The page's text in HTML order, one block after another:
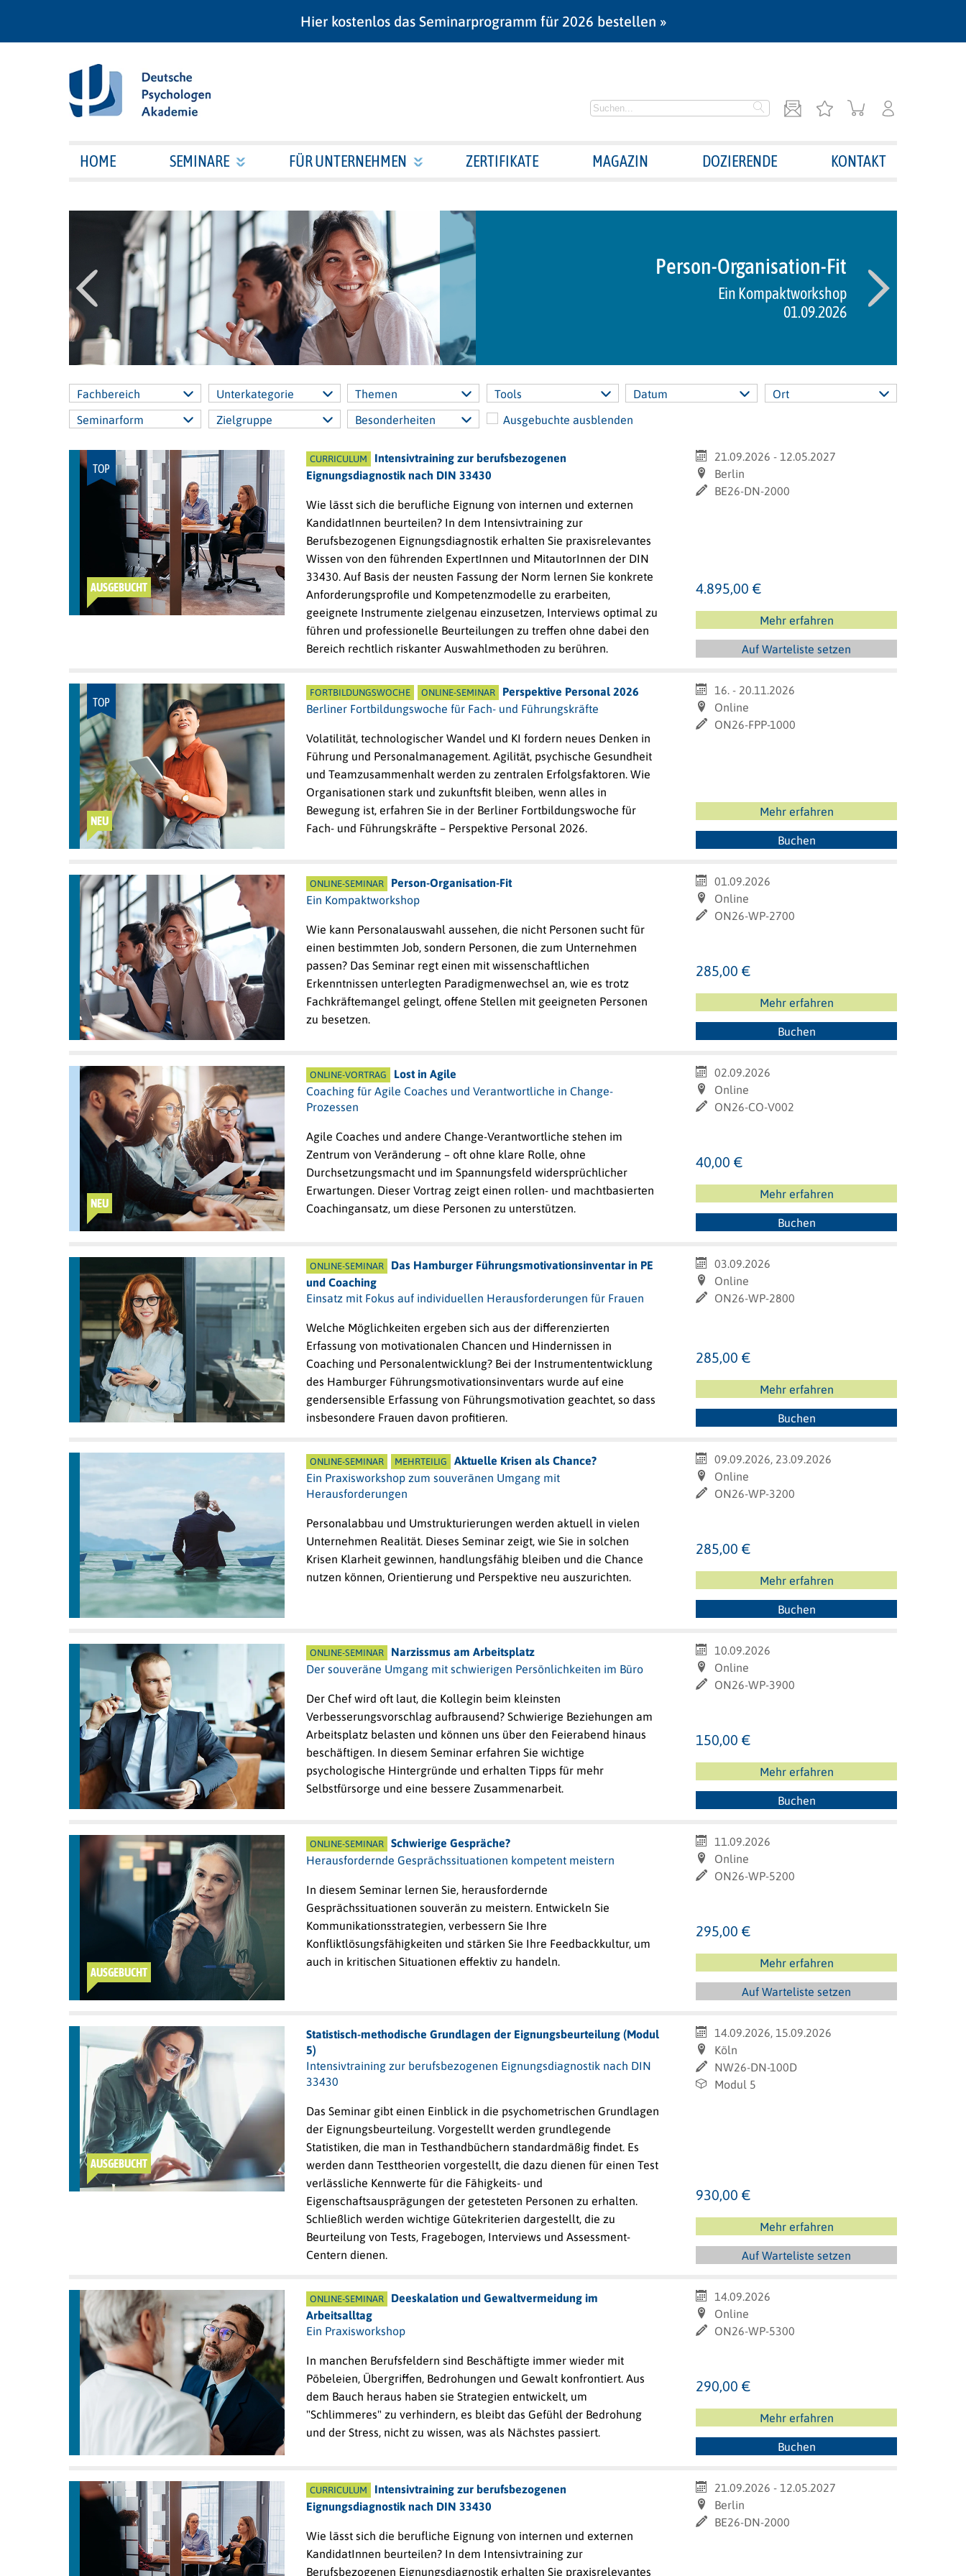
Hier kostenlos das Seminarprogramm für 2026 bestellen »
HOME SEMINARE FÜR UNTERNEHMEN ZERTIFIKATE MAGAZIN DOZIERENDE KONTAKT
Person-Organisation-Fit
Ein Kompaktworkshop
01.09.2026
Fachbereich Unterkategorie Themen Tools Datum
Ort
Seminarform
Zielgruppe Besonderheiten Ausgebuchte ausblenden
TOP
AUSGEBUCHT
CURRICULUM
Intensivtraining zur berufsbezogenen
Eignungsdiagnostik nach DIN 33430
Wie lässt sich die berufliche Eignung von internen und externen
KandidatInnen beurteilen? In dem Intensivtraining zur
Berufsbezogenen Eignungsdiagnostik erhalten Sie praxisrelevantes
Wissen von den führenden ExpertInnen und MitautorInnen der DIN
33430. Auf Basis der neusten Fassung der Norm lernen Sie konkrete
Anforderungsprofile und Kompetenzmodelle zu erarbeiten,
geeignete Instrumente zielgenau einzusetzen, Interviews optimal zu
führen und professionelle Beurteilungen zu treffen ohne dabei den
Bereich rechtlich riskanter Auswahlmethoden zu berühren.
21.09.2026 - 12.05.2027
Berlin
BE26-DN-2000
4.895,00 €
Mehr erfahren
Auf Warteliste setzen
TOP
NEU
FORTBILDUNGSWOCHE ONLINE-SEMINAR
Perspektive Personal 2026
Berliner Fortbildungswoche für Fach- und Führungskräfte
Volatilität, technologischer Wandel und KI fordern neues Denken in
Führung und Personalmanagement. Agilität, psychische Gesundheit
und Teamzusammenhalt werden zu zentralen Erfolgsfaktoren. Wie
Organisationen stark und zukunftsfit bleiben, wenn alles in
Bewegung ist, erfahren Sie in der Berliner Fortbildungswoche für
Fach- und Führungskräfte – Perspektive Personal 2026.
16. - 20.11.2026
Online
ON26-FPP-1000
Mehr erfahren
Buchen
ONLINE-SEMINAR
Person-Organisation-Fit
Ein Kompaktworkshop
Wie kann Personalauswahl aussehen, die nicht Personen sucht für
einen bestimmten Job, sondern Personen, die zum Unternehmen
passen? Das Seminar regt einen mit wissenschaftlichen
Erkenntnissen unterlegten Paradigmenwechsel an, wie es trotz
Fachkräftemangel gelingt, offene Stellen mit geeigneten Personen
zu besetzen.
01.09.2026
Online
ON26-WP-2700
285,00 €
Mehr erfahren
Buchen
NEU
ONLINE-VORTRAG
Lost in Agile
Coaching für Agile Coaches und Verantwortliche in Change-
Prozessen
Agile Coaches und andere Change-Verantwortliche stehen im
Zentrum von Veränderung – oft ohne klare Rolle, ohne
Durchsetzungsmacht und im Spannungsfeld widersprüchlicher
Erwartungen. Dieser Vortrag zeigt einen rollen- und machtbasierten
Coachingansatz, um diese Personen zu unterstützen.
02.09.2026
Online
ON26-CO-V002
40,00 €
Mehr erfahren
Buchen
ONLINE-SEMINAR
Das Hamburger Führungsmotivationsinventar in PE
und Coaching
Einsatz mit Fokus auf individuellen Herausforderungen für Frauen
Welche Möglichkeiten ergeben sich aus der differenzierten
Erfassung von motivationalen Chancen und Hindernissen in
Coaching und Personalentwicklung? Bei der Instrumententwicklung
des Hamburger Führungsmotivationsinventars wurde auf eine
gendersensible Erfassung von Führungsmotivation geachtet, so dass
insbesondere Frauen davon profitieren.
03.09.2026
Online
ON26-WP-2800
285,00 €
Mehr erfahren
Buchen
ONLINE-SEMINAR MEHRTEILIG
Aktuelle Krisen als Chance?
Ein Praxisworkshop zum souveränen Umgang mit
Herausforderungen
Personalabbau und Umstrukturierungen werden aktuell in vielen
Unternehmen Realität. Dieses Seminar zeigt, wie Sie in solchen
Krisen Klarheit gewinnen, handlungsfähig bleiben und die Chance
nutzen können, Orientierung und Perspektive neu auszurichten.
09.09.2026, 23.09.2026
Online
ON26-WP-3200
285,00 €
Mehr erfahren
Buchen
ONLINE-SEMINAR
Narzissmus am Arbeitsplatz
Der souveräne Umgang mit schwierigen Persönlichkeiten im Büro
Der Chef wird oft laut, die Kollegin beim kleinsten
Verbesserungsvorschlag aufbrausend? Schwierige Beziehungen am
Arbeitsplatz belasten und können uns über den Feierabend hinaus
beschäftigen. In diesem Seminar erfahren Sie wichtige
psychologische Hintergründe und erhalten Tipps für mehr
Selbstfürsorge und eine bessere Zusammenarbeit.
10.09.2026
Online
ON26-WP-3900
150,00 €
Mehr erfahren
Buchen
AUSGEBUCHT
ONLINE-SEMINAR
Schwierige Gespräche?
Herausfordernde Gesprächssituationen kompetent meistern
In diesem Seminar lernen Sie, herausfordernde
Gesprächssituationen souverän zu meistern. Entwickeln Sie
Kommunikationsstrategien, verbessern Sie Ihre
Konfliktlösungsfähigkeiten und stärken Sie Ihre Feedbackkultur, um
auch in kritischen Situationen effektiv zu handeln.
11.09.2026
Online
ON26-WP-5200
295,00 €
Mehr erfahren
Auf Warteliste setzen
AUSGEBUCHT
Statistisch-methodische Grundlagen der Eignungsbeurteilung (Modul
5)
Intensivtraining zur berufsbezogenen Eignungsdiagnostik nach DIN
33430
Das Seminar gibt einen Einblick in die psychometrischen Grundlagen
der Eignungsbeurteilung. Vorgestellt werden grundlegende
Statistiken, die man in Testhandbüchern standardmäßig findet. Es
werden dann Testtheorien vorgestellt, die dazu dienen für einen Test
verlässliche Kennwerte für die Fähigkeits- und
Eigenschaftsausprägungen der getesteten Personen zu erhalten.
Schließlich werden wichtige Gütekriterien dargestellt, die zu
Beurteilung von Tests, Fragebogen, Interviews und Assessment-
Centern dienen.
14.09.2026, 15.09.2026
Köln
NW26-DN-100D
Modul 5
930,00 €
Mehr erfahren
Auf Warteliste setzen
ONLINE-SEMINAR
Deeskalation und Gewaltvermeidung im
Arbeitsalltag
Ein Praxisworkshop
In manchen Berufsfeldern sind Beschäftigte immer wieder mit
Pöbeleien, Übergriffen, Bedrohungen und Gewalt konfrontiert. Aus
dem Bauch heraus haben sie Strategien entwickelt, um
"Schlimmeres" zu verhindern, es bleibt das Gefühl der Bedrohung
und der Stress, nicht zu wissen, was als Nächstes passiert.
14.09.2026
Online
ON26-WP-5300
290,00 €
Mehr erfahren
Buchen
CURRICULUM
Intensivtraining zur berufsbezogenen
Eignungsdiagnostik nach DIN 33430
Wie lässt sich die berufliche Eignung von internen und externen
KandidatInnen beurteilen? In dem Intensivtraining zur
Berufsbezogenen Eignungsdiagnostik erhalten Sie praxisrelevantes
21.09.2026 - 12.05.2027
Berlin
BE26-DN-2000